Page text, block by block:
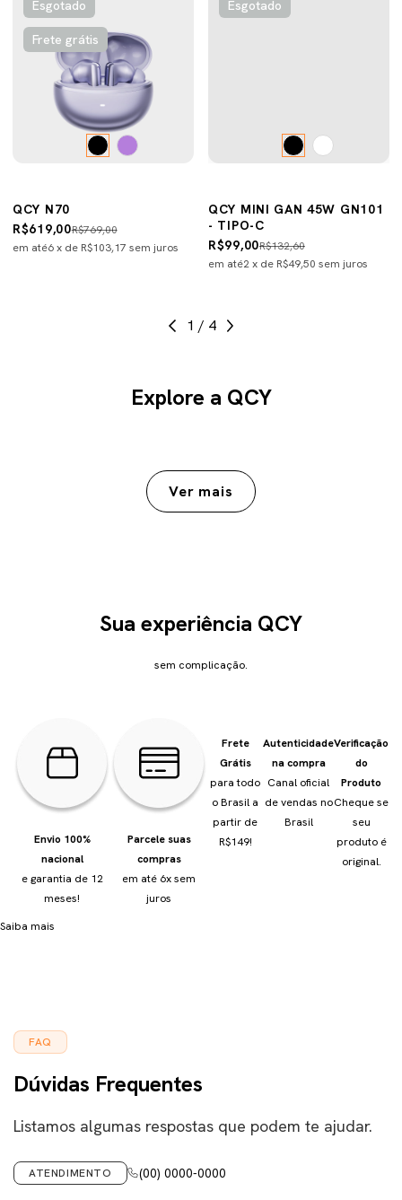
Esgotado
Frete grátis
QCY N70
R$769,00
R$619,00
em até6x de R$103,17 sem juros
Esgotado
QCY MINI GAN 45W GN101
- TIPO-C
R$132,60
R$99,00
em até2x de R$49,50 sem juros
1 / 4
Explore a QCY
Sua experiência QCY
sem complicação.
Envio 100%
nacional
e garantia de 12
meses!
Parcele suas
compras
em até 6x sem
juros
Frete
Grátis
para todo
o Brasil a
partir de
R$149!
Autenticidade
na compra
Canal oficial
de vendas no
Brasil
Verificação
do
Produto
Cheque se
seu
produto é
original.
Saiba mais
FAQ
Dúvidas Frequentes
Listamos algumas respostas que podem te ajudar.
ATENDIMENTO (00) 0000-0000